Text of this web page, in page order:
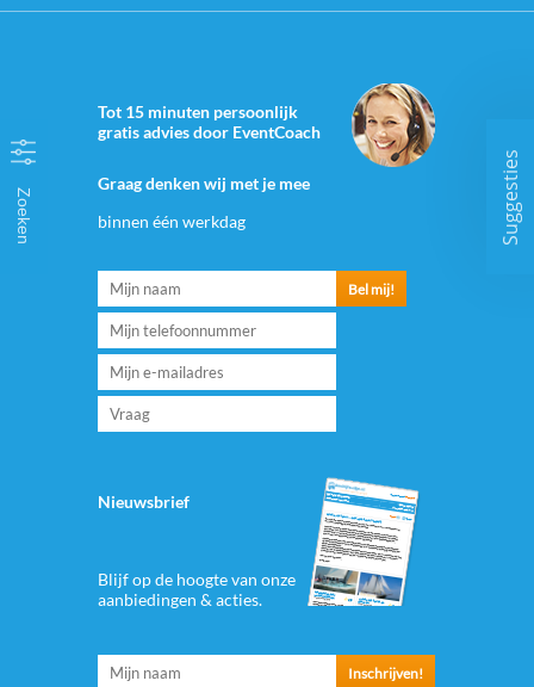
Zoeken
Tot 15 minuten persoonlijk
gratis advies door EventCoach
Graag denken wij met je mee
binnen één werkdag
Nieuwsbrief
Blijf op de hoogte van onze
aanbiedingen & acties.
Suggesties